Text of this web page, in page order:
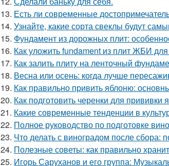
13. Есть ли современные
14. Узнайте, какие сорта свеклы будут
15. Фундамент из дорожных плит:
16. Как уложить fundament из плит ЖБИ
17. Как залить плиту на ленточный
18. Весна или осень: когда лучше
19. Как правильно привить яблоню:
20. Как подготовить черенки для прививки
21. Какие современные тенденции в
22. Полное руководство по подготовке
23. Что делать с виноградом после сбора:
24. Полезные советы: как правильно
25. Игорь Саруханов и его группа: